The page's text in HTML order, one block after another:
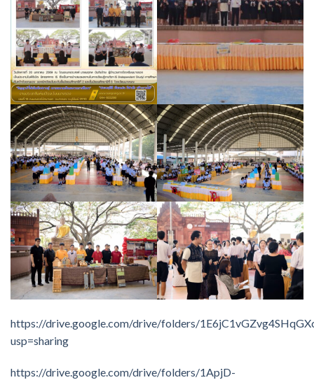
https://drive.google.com/drive/folders/
usp=sharing
https://drive.google.com/drive/folders/1ApjD-